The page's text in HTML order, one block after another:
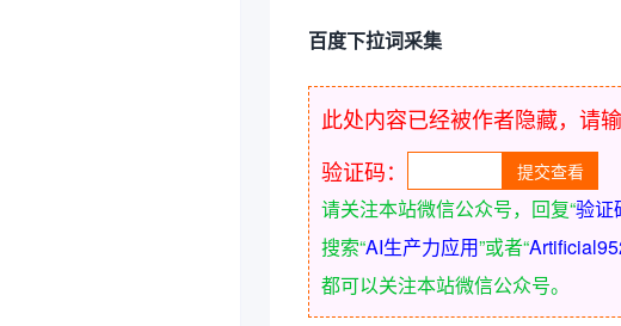
百度下拉词采集
此处内容已经被作者隐藏，请
验证码：
请关注本站微信公众号，回复“验证
搜索“AI生产力应用”或者“
都可以关注本站微信公众号。